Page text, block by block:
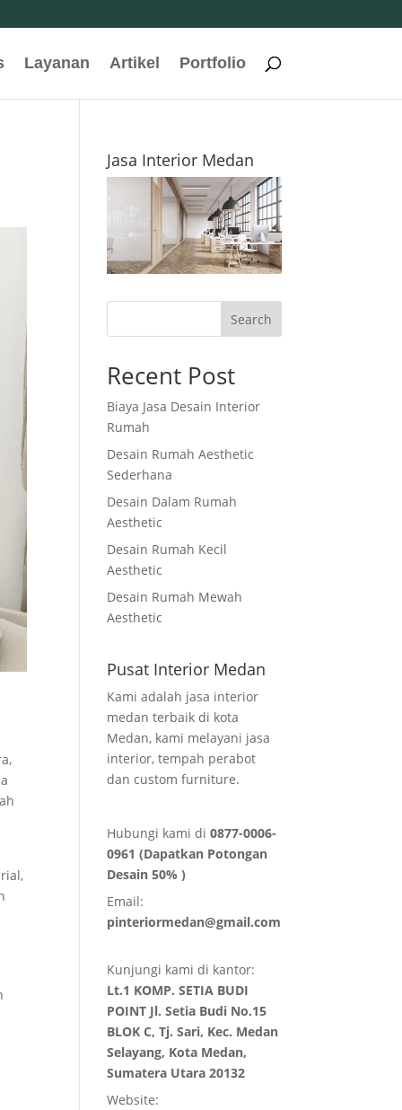
Layanan Artikel Portfolio
Jasa Interior Medan
Search
Recent Post
Biaya Jasa Desain Interior
Rumah
Desain Rumah Aesthetic
Sederhana
Desain Dalam Rumah
Aesthetic
Desain Rumah Kecil
Aesthetic
Desain Rumah Mewah
Aesthetic
Pusat Interior Medan
Kami adalah jasa interior
medan terbaik di kota
Medan, kami melayani jasa
interior, tempah perabot
dan custom furniture.
Hubungi kami di0877-0006-
0961 (Dapatkan Potongan
Desain 50% )
Email:
pinteriormedan@gmail.com
Kunjungi kami di kantor:
Lt.1 KOMP. SETIA BUDI
POINT Jl. Setia Budi No.15
BLOK C, Tj. Sari, Kec. Medan
Selayang, Kota Medan,
Sumatera Utara 20132
Website: